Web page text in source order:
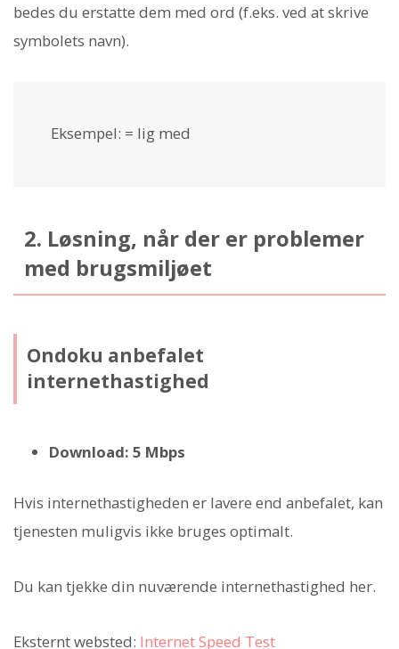
bedes du erstatte dem med ord (f.eks. ved at skrive
symbolets navn).
Eksempel: = lig med
2. Løsning, når der er problemer
med brugsmiljøet
Ondoku anbefalet
internethastighed
Download: 5 Mbps
Hvis internethastigheden er lavere end anbefalet, kan
tjenesten muligvis ikke bruges optimalt.
Du kan tjekke din nuværende internethastighed her.
Eksternt websted: Internet Speed Test